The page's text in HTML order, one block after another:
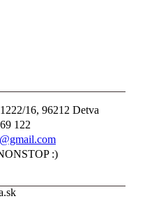
16, 96212 Detva
122
:)